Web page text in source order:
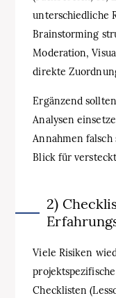
unterschiedliche
Brainstorming
Moderation,
direkte
Ergänzend
Analysen
Annahmen
Blick für
2)
Viele Risiken
Checklisten